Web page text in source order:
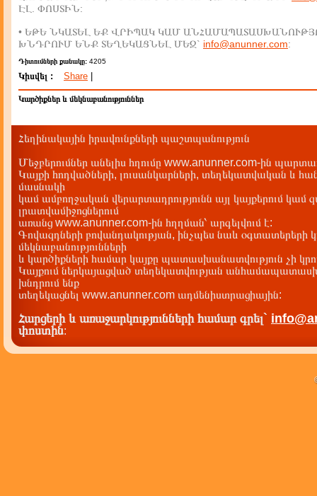
ԷԼ. ՓՈՍՏԻՆ:
• ԵԹԵ ՆԿԱՏԵԼ ԵՔ ՎՐԻՊԱԿ ԿԱՄ
ԽՆԴՐՈՒՄ ԵՆՔ ՏԵՂԵԿԱՑՆԵԼ ՄԵԶ` info@anunner.com:
Դիտումների քանակը: 4205
Կիսվել : Share
Կարծիքներ և մեկնաբանություններ
Հեղինակային իրավունքների պաշտպանություն
Մեջբերումներ անելիս հղումը www.anunner.com-ին
Կայքի հոդվածների, լուսանկարների, տեղեկատվական և
մասնակի
կամ ամբողջական վերարտադրությունն այլ կայքերում կամ
լրատվամիջոցներում
առանց www.anunner.com-ին հղղման՝ արգելվում է:
Գովազդների բովանդակության, ինչպես նաև օգտատերերի
մեկնաբանությունների
և կարծիքների համար կայքը պատասխանատվություն չի
Կայքում ներկայացված տեղեկատվության
խնդրում ենք
տեղեկացնել www.anunner.com ադմենիստրացիային:
Հարցերի և առաջարկությունների համար գրել`
փոստին: